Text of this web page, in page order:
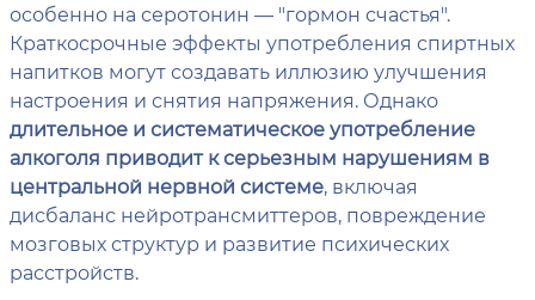
особенно на серотонин — "гормон счастья".
Краткосрочные эффекты употребления спиртных
напитков могут создавать иллюзию улучшения
настроения и снятия напряжения. Однако
длительное и систематическое употребление
алкоголя приводит к серьезным нарушениям в
центральной нервной системе, включая
дисбаланс нейротрансмиттеров, повреждение
мозговых структур и развитие психических
расстройств.